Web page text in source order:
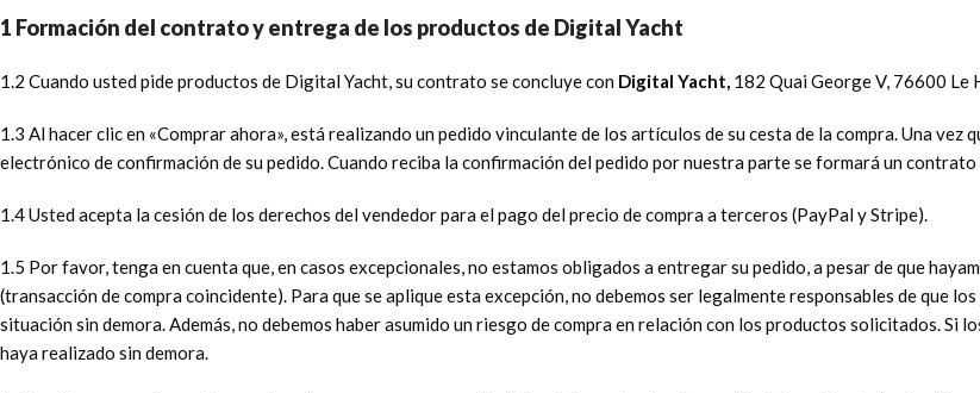
1 Formación del contrato y entrega de los productos de Digital Yacht
1.2 Cuando usted pide productos de Digital Yacht, su contrato se concluye con Digital Yacht, 182 Quai George V, 76600 Le
1.3 Al hacer clic en «Comprar ahora», está realizando un pedido vinculante de los artículos de su cesta de la compra. Una
electrónico de confirmación de su pedido. Cuando reciba la confirmación del pedido por nuestra parte se formará un
1.4 Usted acepta la cesión de los derechos del vendedor para el pago del precio de compra a terceros (PayPal y Stripe).
1.5 Por favor, tenga en cuenta que, en casos excepcionales, no estamos obligados a entregar su pedido, a pesar de que
(transacción de compra coincidente). Para que se aplique esta excepción, no debemos ser legalmente responsables de que
situación sin demora. Además, no debemos haber asumido un riesgo de compra en relación con los productos solicitados.
haya realizado sin demora.